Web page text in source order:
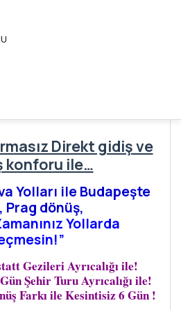
Direkt gidiş ve
konforu ile…
Yolları ile Budapeşte
Prag dönüş,
Yollarda
Gezileri Ayrıcalığı ile!
Şehir Turu Ayrıcalığı ile!
Farkı ile Kesintisiz 6 Gün !